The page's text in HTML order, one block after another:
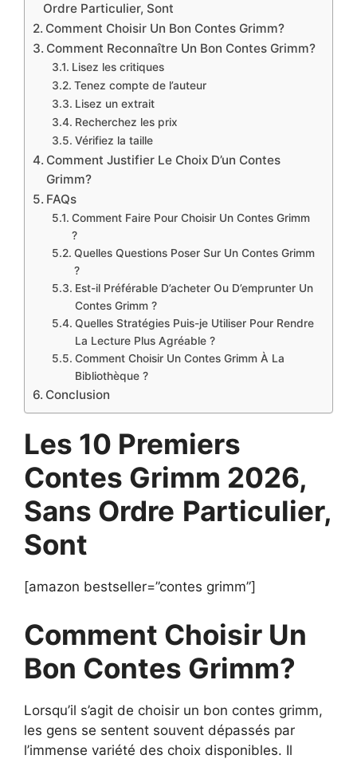
Ordre Particulier, Sont
Comment Choisir Un Bon Contes Grimm?
Comment Reconnaître Un Bon Contes Grimm?
Lisez les critiques
Tenez compte de l’auteur
Lisez un extrait
Recherchez les prix
Vérifiez la taille
Comment Justifier Le Choix D’un Contes
Grimm?
FAQs
Comment Faire Pour Choisir Un Contes Grimm
?
Quelles Questions Poser Sur Un Contes Grimm
?
Est-il Préférable D’acheter Ou D’emprunter Un
Contes Grimm ?
Quelles Stratégies Puis-je Utiliser Pour Rendre
La Lecture Plus Agréable ?
Comment Choisir Un Contes Grimm À La
Bibliothèque ?
Conclusion
Les 10 Premiers
Contes Grimm 2026,
Sans Ordre Particulier,
Sont
[amazon bestseller=”contes grimm”]
Comment Choisir Un
Bon Contes Grimm?
Lorsqu’il s’agit de choisir un bon contes grimm,
les gens se sentent souvent dépassés par
l’immense variété des choix disponibles. Il